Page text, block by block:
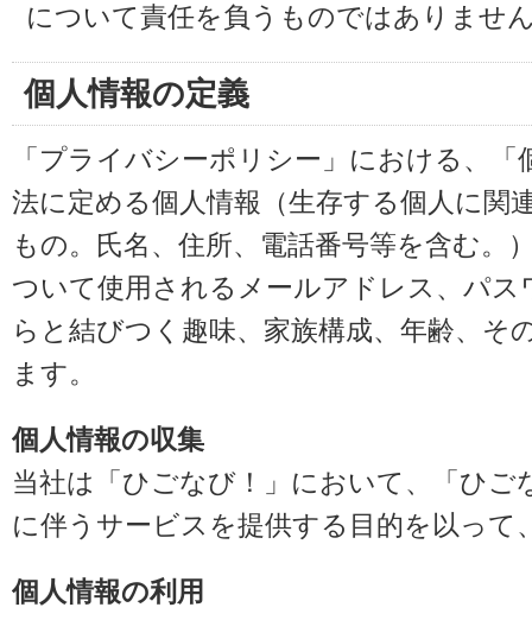
について責任を負うものではありませ
個人情報の定義
「プライバシーポリシー」における、
法に定める個人情報（生存する個人に関
もの。氏名、住所、電話番号等を含む。
ついて使用されるメールアドレス、パ
らと結びつく趣味、家族構成、年齢、そ
ます。
個人情報の収集
当社は「ひごなび！」において、「ひ
に伴うサービスを提供する目的を以って
個人情報の利用